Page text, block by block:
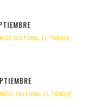
CULTURAL EL TANQUE
CULTURAL EL TANQUE